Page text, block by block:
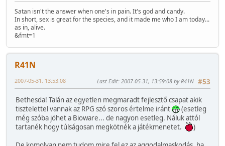
Satan isn't the answer when one's in pain. It's god and candy.
In short, sex is great for the species, and it made me who I am today...
as in, alive.
&fmt=1
R41N
#53
2007-05-31, 13:53:08 Last Edit: 2007-05-31, 13:59:08 by R41N
Bethesda! Talán az egyetlen megmaradt fejlesztő csapat akik
tisztelettel vannak az RPG szó szoros értelme iránt
(esetleg
még szóba jöhet a Bioware... de nagyon esetleg. Náluk attól
tartanék hogy túlságosan megkötnék a játékmenetet.
)